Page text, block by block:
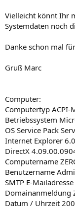
Vielleicht könnt Ihr
Systemdaten noch
Danke schon mal
Gruß Marc
Computer:
Computertyp ACPI-
Betriebssystem
OS Service Pack
Internet Explorer
DirectX
Computername
Benutzername
SMTP E-Mailadresse
Domainanmeldung
Datum / Uhrzeit